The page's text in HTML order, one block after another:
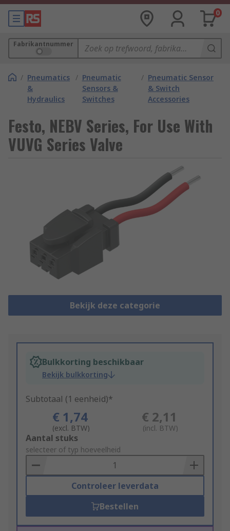
0
Fabrikantnummer
/ Pneumatics
&
Hydraulics
/ Pneumatic
Sensors &
Switches
/ Pneumatic Sensor
& Switch
Accessories
Festo, NEBV Series, For Use With
VUVG Series Valve
Bekijk deze categorie
Bulkkorting beschikbaar
Bekijk bulkkorting
Subtotaal (1 eenheid)*
€ 1,74
(excl. BTW)
€ 2,11
(incl. BTW)
Add
to
Basket
Aantal stuks
selecteer of typ hoeveelheid
Controleer leverdata
Bestellen